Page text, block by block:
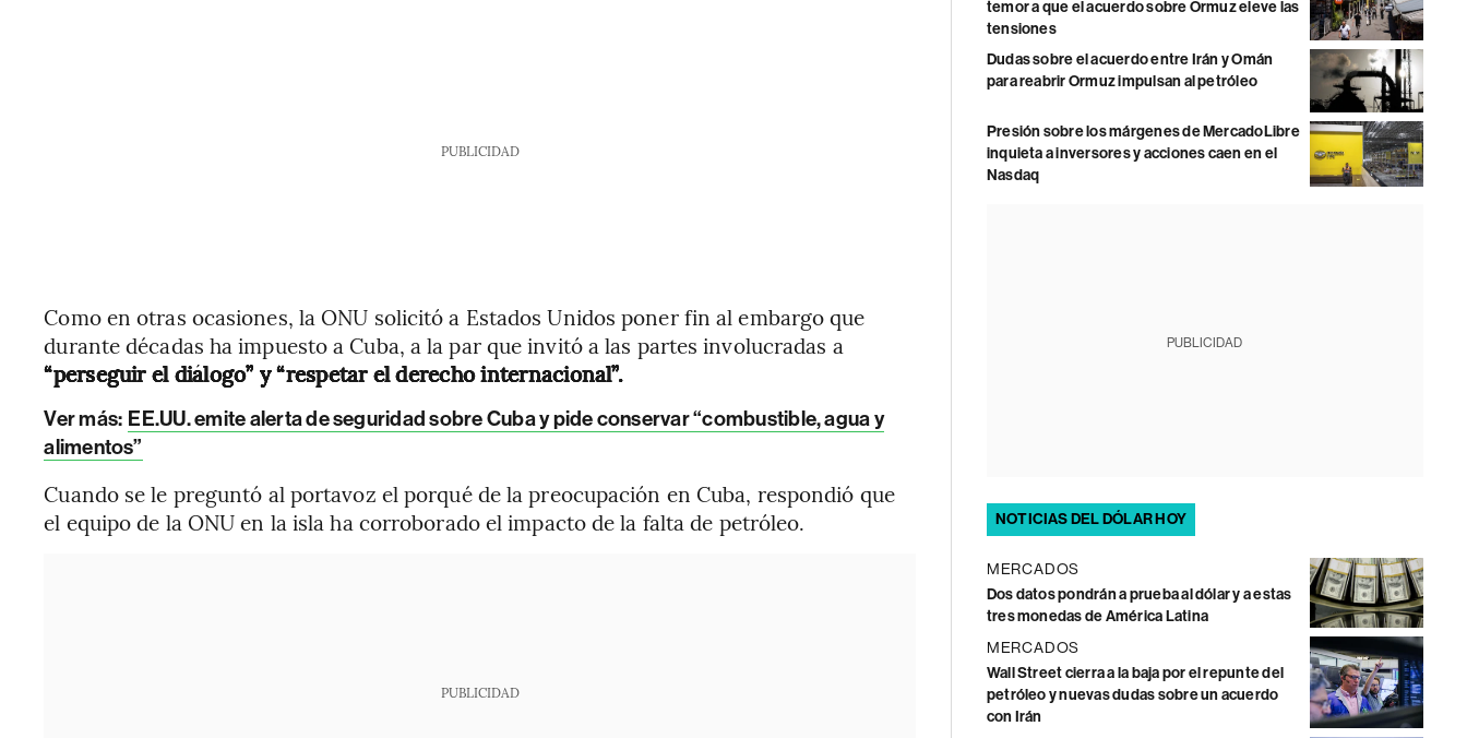
PUBLICIDAD
Como en otras ocasiones, la ONU solicitó a Estados Unidos poner fin al embargo que
durante décadas ha impuesto a Cuba, a la par que invitó a las partes involucradas a
“perseguir el diálogo” y “respetar el derecho internacional”.
Ver más: EE.UU. emite alerta de seguridad sobre Cuba y pide conservar “combustible, agua y
alimentos”
Cuando se le preguntó al portavoz el porqué de la preocupación en Cuba, respondió que
el equipo de la ONU en la isla ha corroborado el impacto de la falta de petróleo.
PUBLICIDAD
temor a que el acuerdo sobre Ormuz eleve las
tensiones
Dudas sobre el acuerdo entre Irán y Omán
para reabrir Ormuz impulsan al petróleo
Presión sobre los márgenes de MercadoLibre
inquieta a inversores y acciones caen en el
Nasdaq
PUBLICIDAD
NOTICIAS DEL DÓLAR HOY
MERCADOS
Dos datos pondrán a prueba al dólar y a estas
tres monedas de América Latina
MERCADOS
Wall Street cierra a la baja por el repunte del
petróleo y nuevas dudas sobre un acuerdo
con Irán